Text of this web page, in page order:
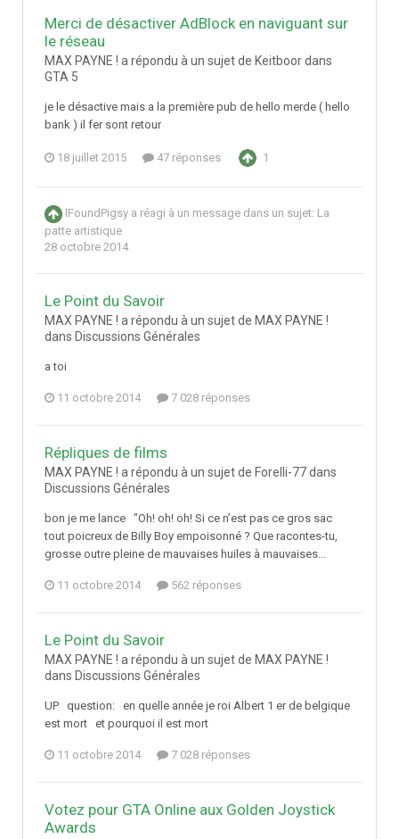
Merci de désactiver AdBlock en naviguant sur
le réseau
MAX PAYNE ! a répondu à un sujet de Keitboor dans
GTA 5
je le désactive mais a la première pub de hello merde ( hello
bank ) il fer sont retour
18 juillet 2015 47 réponses 1
IFoundPigsy a réagi à un message dans un sujet: La
patte artistique
28 octobre 2014
Le Point du Savoir
MAX PAYNE ! a répondu à un sujet de MAX PAYNE !
dans Discussions Générales
a toi
11 octobre 2014 7 028 réponses
Répliques de films
MAX PAYNE ! a répondu à un sujet de Forelli-77 dans
Discussions Générales
bon je me lance "Oh! oh! oh! Si ce n’est pas ce gros sac
tout poicreux de Billy Boy empoisonné ? Que racontes-tu,
grosse outre pleine de mauvaises huiles à mauvaises...
11 octobre 2014 562 réponses
Le Point du Savoir
MAX PAYNE ! a répondu à un sujet de MAX PAYNE !
dans Discussions Générales
UP question: en quelle année je roi Albert 1 er de belgique
est mort et pourquoi il est mort
11 octobre 2014 7 028 réponses
Votez pour GTA Online aux Golden Joystick
Awards